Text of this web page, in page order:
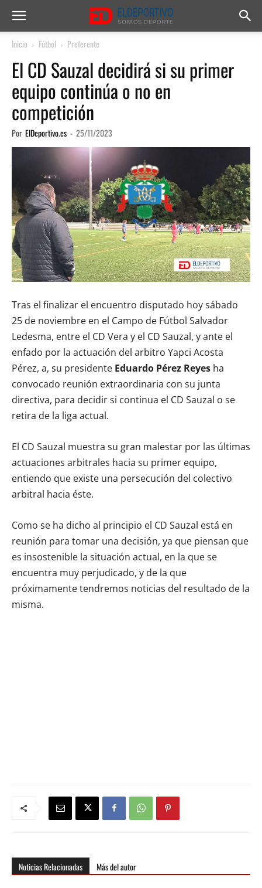
Inicio Fútbol Preferente
El CD Sauzal decidirá si su primer
equipo continúa o no en
competición
Por ElDeportivo.es - 25/11/2023
Tras el finalizar el encuentro disputado hoy sábado
25 de noviembre en el Campo de Fútbol Salvador
Ledesma, entre el CD Vera y el CD Sauzal, y ante el
enfado por la actuación del arbitro Yapci Acosta
Pérez, a, su presidente Eduardo Pérez Reyes ha
convocado reunión extraordinaria con su junta
directiva, para decidir si continua el CD Sauzal o se
retira de la liga actual.
El CD Sauzal muestra su gran malestar por las últimas
actuaciones arbitrales hacia su primer equipo,
entiendo que existe una persecución del colectivo
arbitral hacia éste.
Como se ha dicho al principio el CD Sauzal está en
reunión para tomar una decisión, ya que piensan que
es insostenible la situación actual, en la que se
encuentra muy perjudicado, y de la que
próximamente tendremos noticias del resultado de la
misma.
Noticias Relacionadas Más del autor